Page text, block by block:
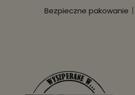
Bezpieczne pakowanie